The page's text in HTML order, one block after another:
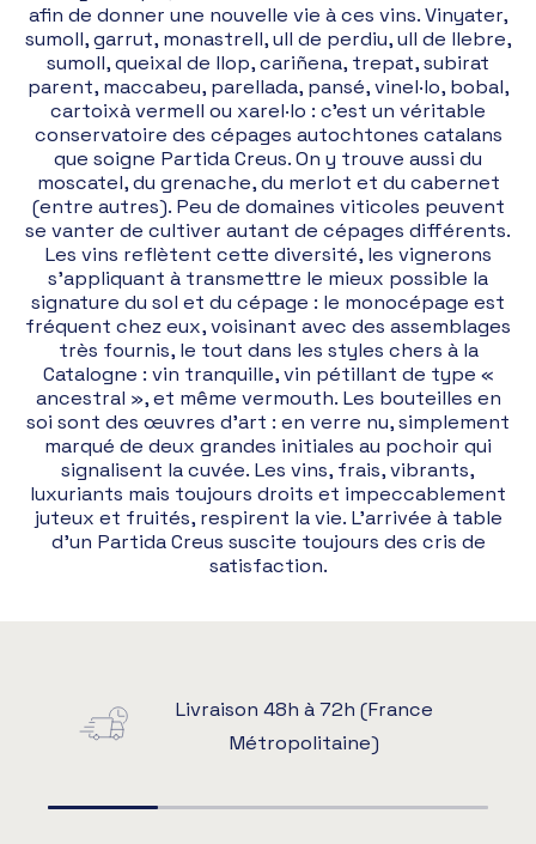
afin de donner une nouvelle vie à ces vins. Vinyater,
sumoll, garrut, monastrell, ull de perdiu, ull de llebre,
sumoll, queixal de llop, cariñena, trepat, subirat
parent, maccabeu, parellada, pansé, vinel·lo, bobal,
cartoixà vermell ou xarel·lo : c’est un véritable
conservatoire des cépages autochtones catalans
que soigne Partida Creus. On y trouve aussi du
moscatel, du grenache, du merlot et du cabernet
(entre autres). Peu de domaines viticoles peuvent
se vanter de cultiver autant de cépages différents.
Les vins reflètent cette diversité, les vignerons
s’appliquant à transmettre le mieux possible la
signature du sol et du cépage : le monocépage est
fréquent chez eux, voisinant avec des assemblages
très fournis, le tout dans les styles chers à la
Catalogne : vin tranquille, vin pétillant de type «
ancestral », et même vermouth. Les bouteilles en
soi sont des œuvres d’art : en verre nu, simplement
marqué de deux grandes initiales au pochoir qui
signalisent la cuvée. Les vins, frais, vibrants,
luxuriants mais toujours droits et impeccablement
juteux et fruités, respirent la vie. L’arrivée à table
d’un Partida Creus suscite toujours des cris de
satisfaction.
Livraison 48h à 72h (France
Métropolitaine)